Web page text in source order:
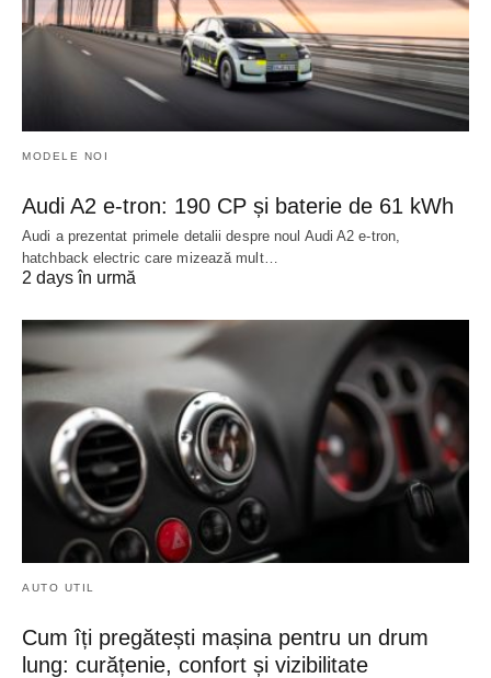
MODELE NOI
Audi A2 e-tron: 190 CP și baterie de 61 kWh
Audi a prezentat primele detalii despre noul Audi A2 e-tron,
hatchback electric care mizează mult…
2 days în urmă
AUTO UTIL
Cum îți pregătești mașina pentru un drum
lung: curățenie, confort și vizibilitate